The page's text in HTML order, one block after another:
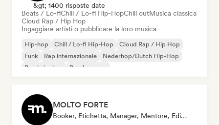
&gt; 1400 risposte date
Beats / Lo-fiChill / Lo-fi Hip-HopChill outMusica classica
Cloud Rap / Hip Hop
Ingaggiare artisti o pubblicare la loro musica
Hip-hop Chill / Lo-fi Hip-Hop
Cloud Rap / Hip Hop
Funk
Rap internazionale
Nederhop/Dutch Hip-Hop
Rap in inglese
Rap francese
MOLTO FORTE
Booker, Etichetta, Manager, Mentore, Editore